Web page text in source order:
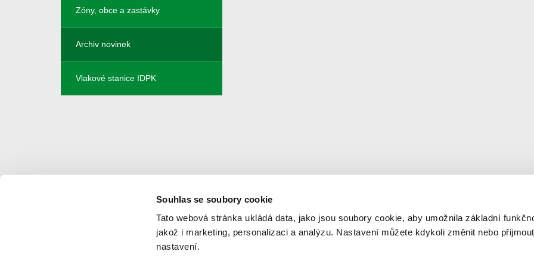
Souhlas se soubory cookie
Tato webová stránka ukládá data, jako jsou soubory cookie, aby umožnila základní
jakož i marketing, personalizaci a analýzu. Nastavení můžete kdykoli změnit nebo
nastavení.
Zóny, obce a zastávky
Archiv novinek
Vlakové stanice IDPK
Ke stažení
Napište nám
Newsletter
Aktuální informace na váš e-mail
©